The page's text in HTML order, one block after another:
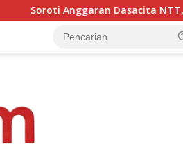
NTT, Junaidin Mahasan Minta